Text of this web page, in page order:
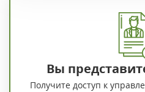
Вы
Получите доступ к